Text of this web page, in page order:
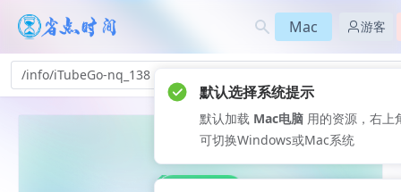
Mac 游客
/info/iTubeGo-nq_138
默认选择系统提示
默认加载 Mac电脑 用的资源，右上
可切换Windows或Mac系统